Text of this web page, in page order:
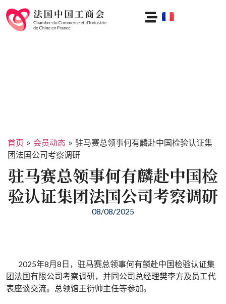
首页 » 会员动态 » 驻马赛总领事何有麟赴中国检验认证集
团法国公司考察调研
驻马赛总领事何有麟赴中国检
验认证集团法国公司考察调研
08/08/2025
2025年8月8日，驻马赛总领事何有麟赴中国检验认证集
团法国有限公司考察调研，并同公司总经理樊李方及员工代
表座谈交流。总领馆王衍帅主任等参加。